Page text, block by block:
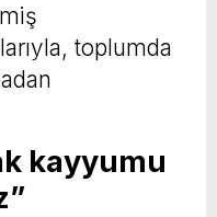
toplumda
kayyumu